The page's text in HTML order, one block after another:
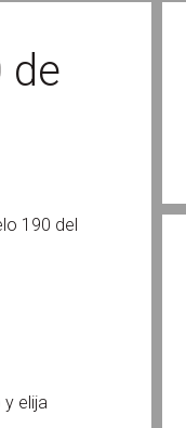
de
190 del
elija